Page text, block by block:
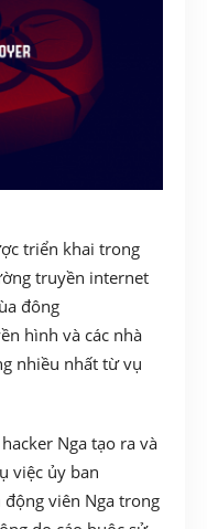
triển khai trong
truyền internet
đông
hình và các nhà
nhiều nhất từ vụ
Nga tạo ra và
việc ủy ban
viên Nga trong